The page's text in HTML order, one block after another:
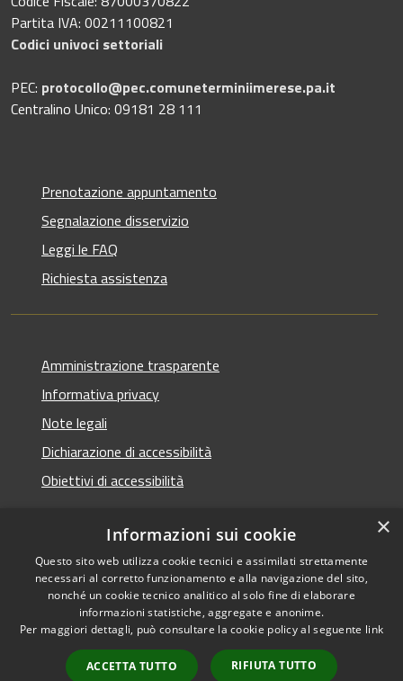
Partita IVA: 00211100821
Codici univoci settoriali
PEC: protocollo@pec.comuneterminiimerese.pa.it
Centralino Unico: 09181 28 111
Prenotazione appuntamento
Segnalazione disservizio
Leggi le FAQ
Richiesta assistenza
Amministrazione trasparente
Informativa privacy
Note legali
Dichiarazione di accessibilità
Obiettivi di accessibilità
RSS
Accessibilità
Cookie
Mappa del sito
Copyright © 2026 • Comune di
Termini Imerese • Powered
byMunicipium•
redazione
×
Informazioni sui cookie
Questo sito web utilizza cookie tecnici e assimilati strettamente
necessari al corretto funzionamento e alla navigazione del sito,
nonché un cookie tecnico analitico al solo fine di elaborare
informazioni statistiche, aggregate e anonime.
Per maggiori dettagli, può consultare la cookie policy al seguente link
ACCETTA TUTTO RIFIUTA TUTTO